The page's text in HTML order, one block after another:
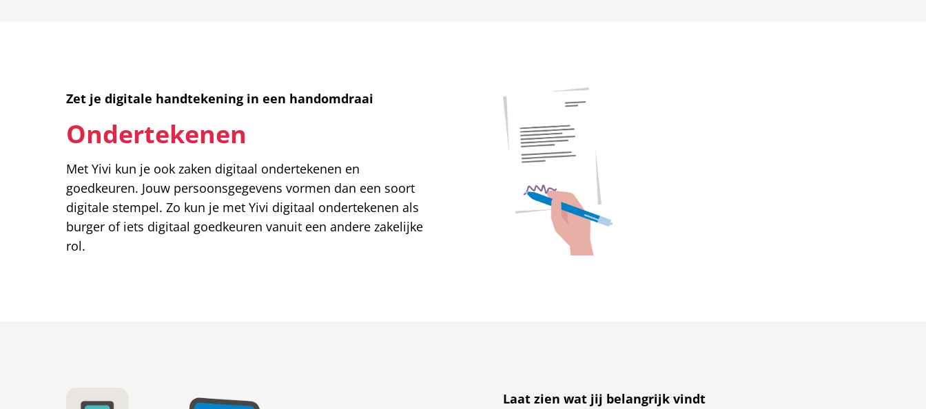
Zet je digitale handtekening in een handomdraai
Ondertekenen
Met Yivi kun je ook zaken digitaal ondertekenen en
goedkeuren. Jouw persoonsgegevens vormen dan een soort
digitale stempel. Zo kun je met Yivi digitaal ondertekenen als
burger of iets digitaal goedkeuren vanuit een andere zakelijke
rol.
Laat zien wat jij belangrijk vindt